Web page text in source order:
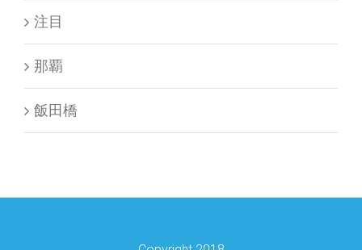
注目
那覇
飯田橋